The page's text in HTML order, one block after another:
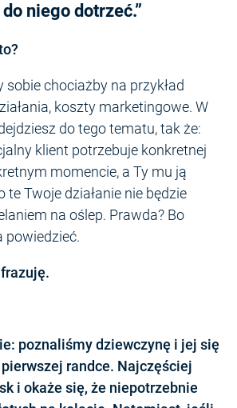
niego dotrzeć.”
sobie chociażby na przykład
koszty marketingowe. W
do tego tematu, tak że:
klient potrzebuje konkretnej
momencie, a Ty mu ją
te Twoje działanie nie będzie
na oślep. Prawda? Bo
powiedzieć.
poznaliśmy dziewczynę i jej się
randce. Najczęściej
i okaże się, że niepotrzebnie